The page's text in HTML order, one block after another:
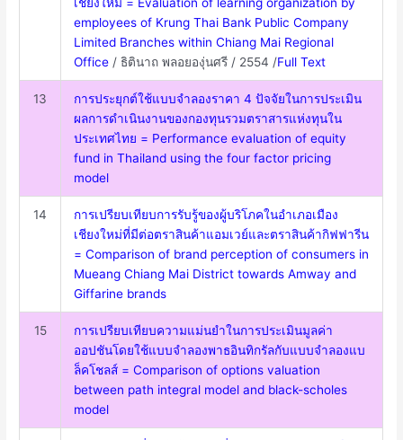
เชียงใหม่ = Evaluation of learning organization by
employees of Krung Thai Bank Public Company
Limited Branches within Chiang Mai Regional
Office / ธิตินาถ พลอยองุ่นศรี / 2554 /Full Text
13
การประยุกต์ใช้แบบจำลองราคา 4 ปัจจัยในการประเมิน
ผลการดำเนินงานของกองทุนรวมตราสารแห่งทุนใน
ประเทศไทย = Performance evaluation of equity
fund in Thailand using the four factor pricing
model
14
การเปรียบเทียบการรับรู้ของผู้บริโภคในอำเภอเมือง
เชียงใหม่ที่มีต่อตราสินค้าแอมเวย์และตราสินค้ากิฟฟารีน
= Comparison of brand perception of consumers in
Mueang Chiang Mai District towards Amway and
Giffarine brands
15
การเปรียบเทียบความแม่นยําในการประเมินมูลค่า
ออปชันโดยใช้แบบจําลองพาธอินทิกรัลกับแบบจําลองแบ
ล็คโชลส์ = Comparison of options valuation
between path integral model and black-scholes
model